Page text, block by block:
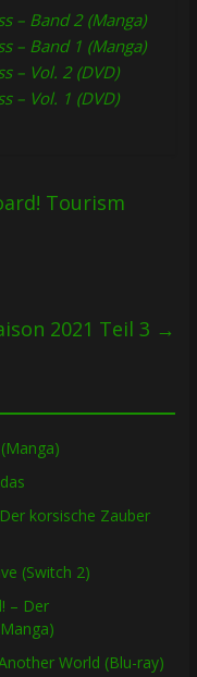
– Band 2 (Manga)
– Band 1 (Manga)
– Vol. 2 (DVD)
– Vol. 1 (DVD)
Tourism
2021 Teil 3 →
korsische Zauber
(Switch 2)
– Der
World (Blu-ray)